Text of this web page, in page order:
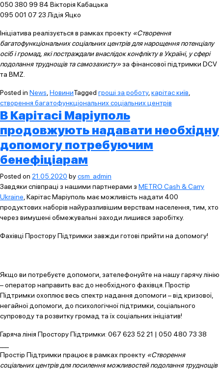
050 380 99 84 Вікторія Кабацька
095 001 07 23 Лідія Яцко
Ініціатива реалізується в рамках проекту «Створення
багатофункціональних соціальних центрів для нарощення потенціалу
осіб і громад, які постраждали внаслідок конфлікту в Україні, у сфері
подолання труднощів та самозахисту»за фінансової підтримки DCV
та BMZ.
Posted in News,НовиниTagged гроші за роботу,карітас київ,
створення багатофункціональних соціальних центрів
В Карітасі Маріуполь
продовжують надавати необхідну
допомогу потребуючим
бенефіціарам
Posted on 21.05.2020 bycsm_admin
Завдяки співпраці з нашими партнерами з METRO Cash & Carry
Ukraine, Карітас Маріуполь має можливість надати 400
продуктових наборів найуразливішим верствам населення, тим, хто
через вимушені обмежувальні заходи лишився заробітку.
Фахівці Простору Підтримки завжди готові прийти на допомогу!
Якщо ви потребуєте допомоги, зателефонуйте на нашу гарячу лінію
– оператор направить вас до необхідного фахівця. Простір
Підтримки охоплює весь спектр надання допомоги – від кризової,
негайної допомоги, до психологічної підтримки, соціального
супроводу та розвитку громад та їх соціальних ініціатив!
Гаряча лінія Простору Підтримки: 067 623 52 21 | 050 480 73 38
Простір Підтримки працює в рамках проекту «Створення
соціальних центрів для посилення можливостей подолання труднощів